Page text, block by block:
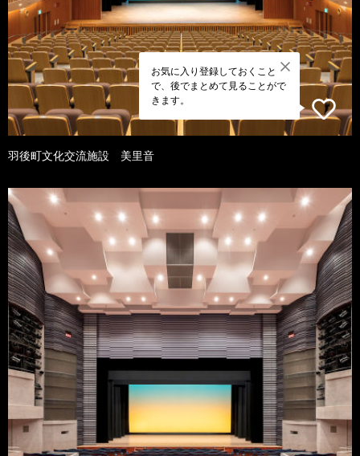
お気に入り登録しておくこと
で、後でまとめて見ることがで
きます。
羽後町文化交流施設 美里音